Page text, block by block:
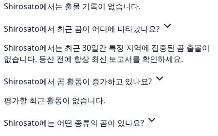
Shirosato에서는 출몰 기록이 없습니다.
Shirosato에서 최근 곰이 어디에 나타났나요?
Shirosato에서는 최근 30일간 특정 지역에 집중된 곰 출몰이
없습니다. 등산 전에 항상 최신 보고서를 확인하세요.
Shirosato에서 곰 활동이 증가하고 있나요?
평가할 최근 활동이 없습니다.
Shirosato에는 어떤 종류의 곰이 있나요?